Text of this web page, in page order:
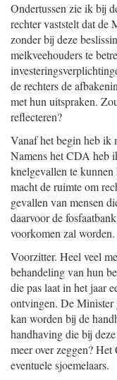
Ondertussen zie ik bij
rechter vaststelt dat de
zonder bij deze
melkveehouders te
de rechters de
met hun uitspraken.
reflecteren?
Vanaf het begin heb ik
Namens het CDA heb
knelgevallen te
macht de ruimte om
gevallen van mensen
daarvoor de
voorkomen zal
Voorzitter. Heel veel
behandeling van hun
die pas laat in het jaar
ontvingen. De Minister
kan worden bij de
handhaving die bij
meer over zeggen?
eventuele sjoemelaars.